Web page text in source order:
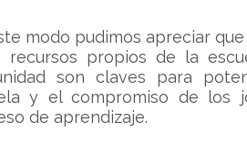
modo pudimos apreciar
recursos propios de la
son claves para
y el compromiso de los
de aprendizaje.